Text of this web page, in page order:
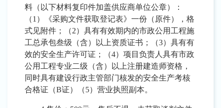
料（以下材料复印件加盖供应商单位公章）：
（1）《采购文件获取登记表》一份（原件），格
式见附件；（2）具有有效期内的市政公用工程施
工总承包叁级（含）以上资质证书；（3）具有有
效的安全生产许可证；（4）项目负责人具有市政
公用工程专业二级（含）以上注册建造师资格，
同时具有建设行政主管部门核发的安全生产考核
合格证（B证）（5）营业执照副本。